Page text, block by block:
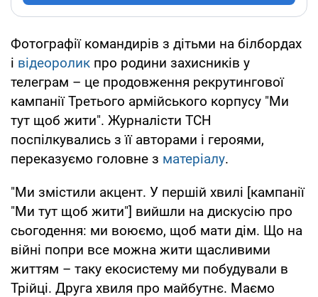
Фотографії командирів з дітьми на білбордах
і відеоролик про родини захисників у
телеграм – це продовження рекрутингової
кампанії Третього армійського корпусу "Ми
тут щоб жити". Журналісти ТСН
поспілкувались з її авторами і героями,
переказуємо головне з матеріалу.
"Ми змістили акцент. У першій хвилі [кампанії
"Ми тут щоб жити"] вийшли на дискусію про
сьогодення: ми воюємо, щоб мати дім. Що на
війні попри все можна жити щасливими
життям – таку екосистему ми побудували в
Трійці. Друга хвиля про майбутнє. Маємо